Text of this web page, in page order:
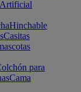
Hinchable
Casitas
para
Cama